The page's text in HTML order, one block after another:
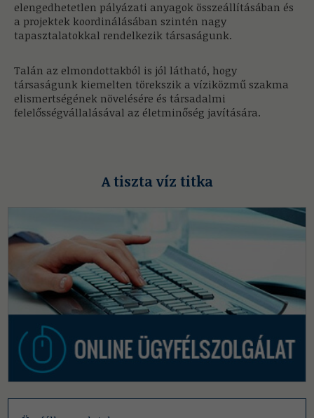
elengedhetetlen pályázati anyagok összeállításában és
a projektek koordinálásában szintén nagy
tapasztalatokkal rendelkezik társaságunk.
Talán az elmondottakból is jól látható, hogy
társaságunk kiemelten törekszik a víziközmű szakma
elismertségének növelésére és társadalmi
felelősségvállalásával az életminőség javítására.
A tiszta víz titka